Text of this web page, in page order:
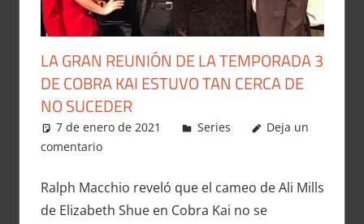
LA GRAN REUNIÓN DE LA TEMPORADA 3
DE COBRA KAI ESTUVO TAN CERCA DE
NO SUCEDER
7 de enero de 2021 Carlitox Banana
Series
Deja un
comentario
Ralph Macchio reveló que el cameo de Ali Mills
de Elizabeth Shue en Cobra Kai no se